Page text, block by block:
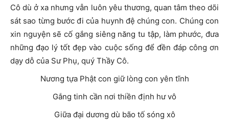
Cô dù ở xa nhưng vẫn luôn yêu thương, quan tâm theo dõi
sát sao từng bước đi của huynh đệ chúng con. Chúng con
xin nguyện sẽ cố gắng siêng năng tu tập, làm phước, đưa
những đạo lý tốt đẹp vào cuộc sống để đền đáp công ơn
dạy dỗ của Sư Phụ, quý Thầy Cô.
Nương tựa Phật con giữ lòng con yên tĩnh
Gắng tinh cần nơi thiền định hư vô
Giữa đại dương dù bão tố sóng xô